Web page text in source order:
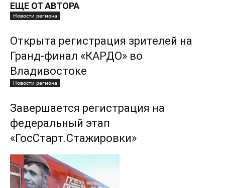
ЕЩЕ ОТ АВТОРА
Новости региона
Открыта регистрация зрителей на
Гранд-финал «КАРДО» во
Владивостоке
Новости региона
Завершается регистрация на
федеральный этап
«ГосСтарт.Стажировки»